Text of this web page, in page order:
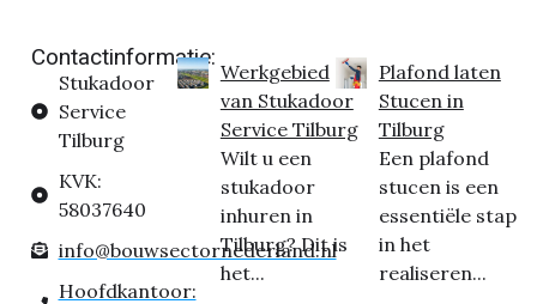
Contactinformatie:
Stukadoor
Service
Tilburg
KVK:
58037640
info@bouwsectornederland.nl
Hoofdkantoor:
Werkgebied
van Stukadoor
Service Tilburg
Wilt u een
stukadoor
inhuren in
Tilburg? Dit is
het...
Plafond laten
Stucen in
Tilburg
Een plafond
stucen is een
essentiële stap
in het
realiseren...